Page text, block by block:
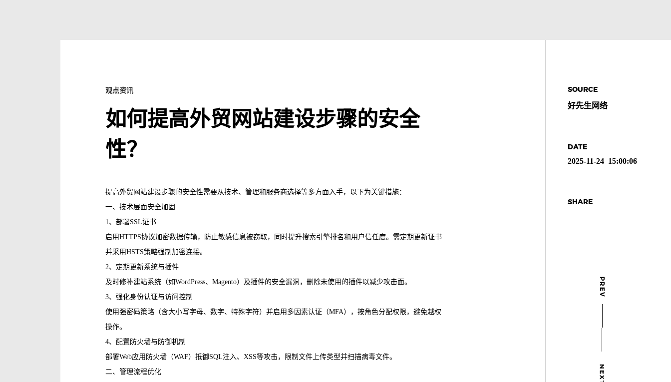
观点资讯
如何提高外贸网站建设步骤的安全
性？
提高外贸网站建设步骤的安全性需要从技术、管理和服务商选择等多方面入手，以下为关键措施：
一、技术层面安全加固
1、‌部署SSL证书‌
启用HTTPS协议加密数据传输，防止敏感信息被窃取，同时提升搜索引擎排名和用户信任度‌。需定期更新证书
并采用HSTS策略强制加密连接‌。
2、‌定期更新系统与插件‌
及时修补建站系统（如WordPress、Magento）及插件的安全漏洞，删除未使用的插件以减少攻击面‌。
3、‌强化身份认证与访问控制‌
使用强密码策略（含大小写字母、数字、特殊字符）并启用多因素认证（MFA），按角色分配权限，避免越权
操作‌。
4、‌配置防火墙与防御机制‌
部署Web应用防火墙（WAF）抵御SQL注入、XSS等攻击，限制文件上传类型并扫描病毒文件‌。
二、管理流程优化
SOURCE
好先生网络
DATE
2025-11-24 15:00:06
SHARE